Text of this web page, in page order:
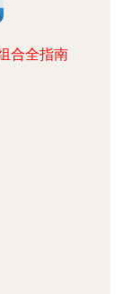
合全指南